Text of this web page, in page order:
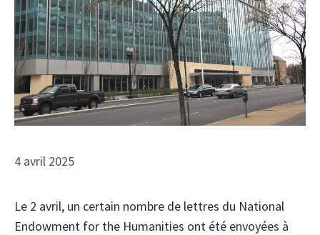
4 avril 2025
Le 2 avril, un certain nombre de lettres du National
Endowment for the Humanities ont été envoyées à